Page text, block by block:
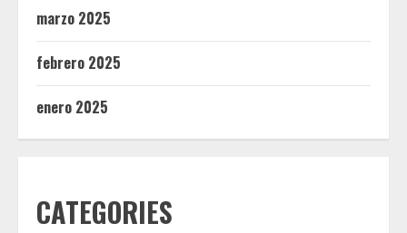
marzo 2025
febrero 2025
enero 2025
CATEGORIES